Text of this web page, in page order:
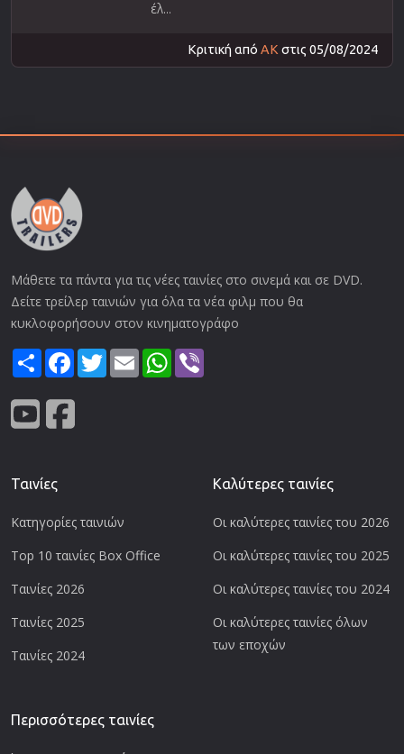
έλ...
Κριτική από AKστις 05/08/2024
Μάθετε τα πάντα για τις νέες ταινίες στο σινεμά και σε DVD.
Δείτε τρείλερ ταινιών για όλα τα νέα φιλμ που θα
κυκλοφορήσουν στον κινηματογράφο
ShareFacebook
TwitterEmail WhatsApp
Ταινίες
Κατηγορίες ταινιών
Top 10 ταινίες Box Office
Ταινίες 2026
Ταινίες 2025
Ταινίες 2024
Καλύτερες ταινίες
Οι καλύτερες ταινίες του 2026
Οι καλύτερες ταινίες του 2025
Οι καλύτερες ταινίες του 2024
Οι καλύτερες ταινίες όλων
των εποχών
Περισσότερες ταινίες